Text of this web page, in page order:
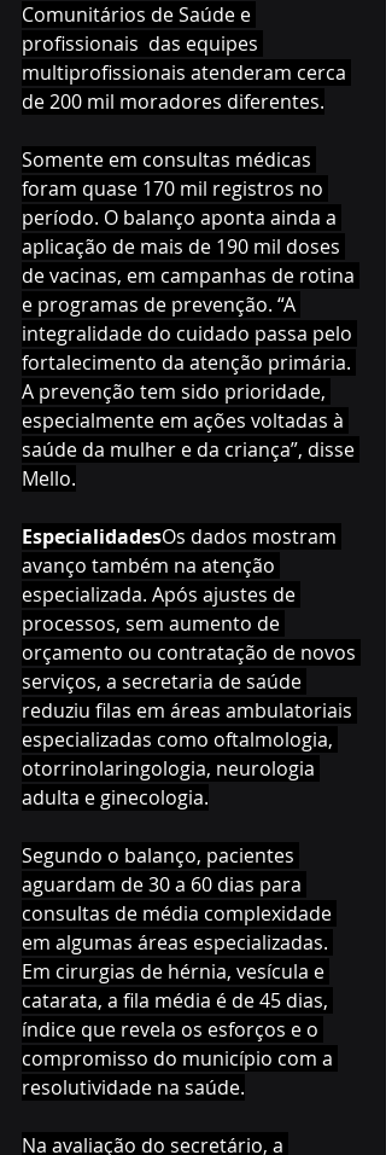
Comunitários de Saúde e
profissionais  das equipes
multiprofissionais atenderam cerca
de 200 mil moradores diferentes.
Somente em consultas médicas
foram quase 170 mil registros no
período. O balanço aponta ainda a
aplicação de mais de 190 mil doses
de vacinas, em campanhas de rotina
e programas de prevenção. “A
integralidade do cuidado passa pelo
fortalecimento da atenção primária.
A prevenção tem sido prioridade,
especialmente em ações voltadas à
saúde da mulher e da criança”, disse
Mello.
EspecialidadesOs dados mostram
avanço também na atenção
especializada. Após ajustes de
processos, sem aumento de
orçamento ou contratação de novos
serviços, a secretaria de saúde
reduziu filas em áreas ambulatoriais
especializadas como oftalmologia,
otorrinolaringologia, neurologia
adulta e ginecologia.
Segundo o balanço, pacientes
aguardam de 30 a 60 dias para
consultas de média complexidade
em algumas áreas especializadas.
Em cirurgias de hérnia, vesícula e
catarata, a fila média é de 45 dias,
índice que revela os esforços e o
compromisso do município com a
resolutividade na saúde.
Na avaliação do secretário, a